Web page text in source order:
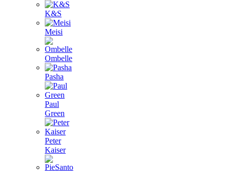
K&S
Meisi
Ombelle
Pasha
Paul
Green
Peter
Kaiser